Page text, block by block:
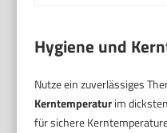
Hygiene und
Nutze ein zuverlässiges
Kerntemperaturim
für sichere